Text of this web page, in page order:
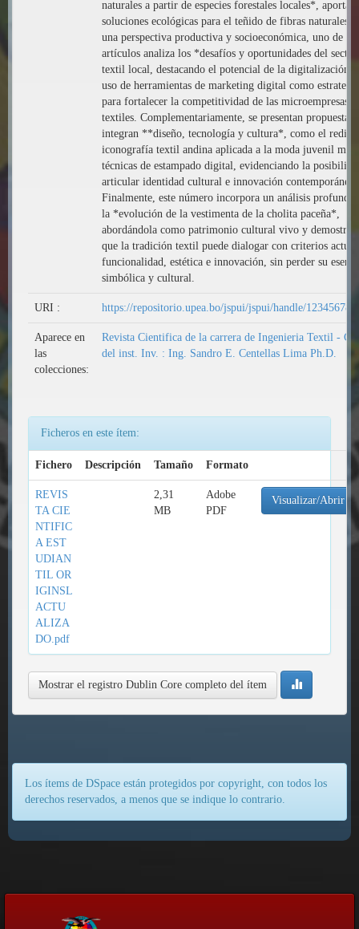
naturales a partir de especies forestales locales*,
soluciones ecológicas para el teñido de fibras naturales.
una perspectiva productiva y socioeconómica, uno de los
artículos analiza los *desafíos y oportunidades del sector
textil local, destacando el potencial de la digitalización
uso de herramientas de marketing digital como
para fortalecer la competitividad de las microempresas
textiles. Complementariamente, se presentan propuestas
integran **diseño, tecnología y cultura*, como el
iconografía textil andina aplicada a la moda juvenil
técnicas de estampado digital, evidenciando la
articular identidad cultural e innovación contemporánea.
Finalmente, este número incorpora un análisis profundo
la *evolución de la vestimenta de la cholita paceña*,
abordándola como patrimonio cultural vivo y
que la tradición textil puede dialogar con criterios
funcionalidad, estética e innovación, sin perder su
simbólica y cultural.
URI : https://repositorio.upea.bo/jspui/jspui/handle/
Aparece en
las
colecciones:
Revista Cientifica de la carrera de Ingenieria Textil -
del inst. Inv. : Ing. Sandro E. Centellas Lima Ph.D.
Ficheros en este ítem:
Fichero Descripción Tamaño Formato
REVIS
TA CIE
NTIFIC
A EST
UDIAN
TIL OR
IGINSL
ACTU
ALIZA
DO.pdf
2,31
MB
Adobe
PDF
Visualizar/Abrir
Mostrar el registro Dublin Core completo del ítem
Los ítems de DSpace están protegidos por copyright, con todos los
derechos reservados, a menos que se indique lo contrario.